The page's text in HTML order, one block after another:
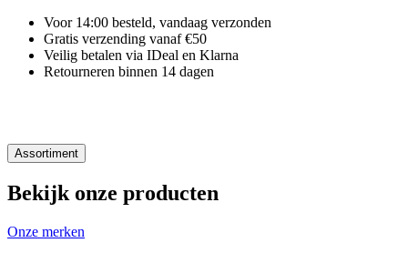
Voor 14:00 besteld, vandaag verzonden
Gratis verzending vanaf €50
Veilig betalen via IDeal en Klarna
Retourneren binnen 14 dagen
Assortiment
Bekijk onze producten
Onze merken